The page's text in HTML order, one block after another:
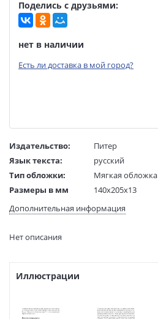
Поделись с друзьями:
нет в наличии
Есть ли доставка в мой город?
Издательство:
Питер
Язык текста:
русский
Тип обложки:
Мягкая обложка
Размеры в мм
140x205x13
Вес:
255 гр.
Код товара:
ISBN:
Дополнительная информация
Нет описания
Иллюстрации